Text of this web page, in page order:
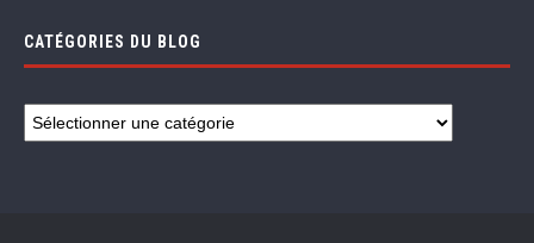
CATÉGORIES DU BLOG